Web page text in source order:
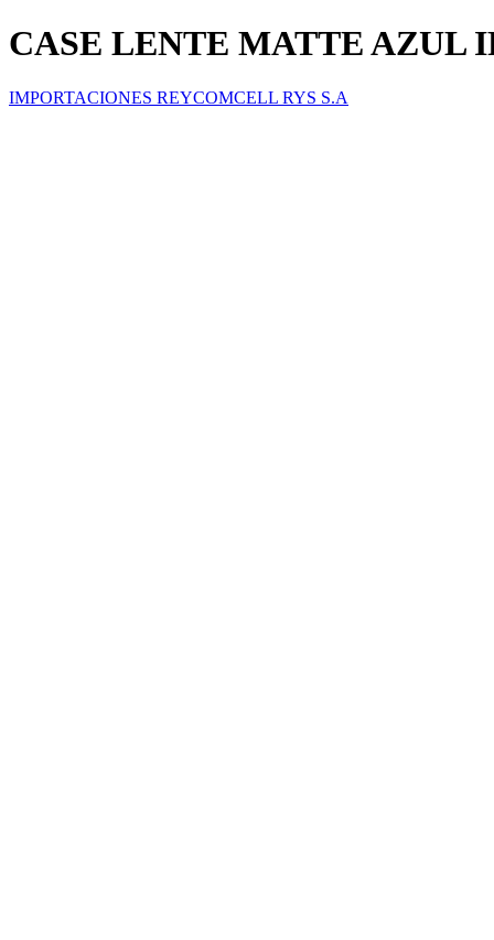
CASE LENTE MATTE AZUL
IMPORTACIONES REYCOMCELL RYS S.A